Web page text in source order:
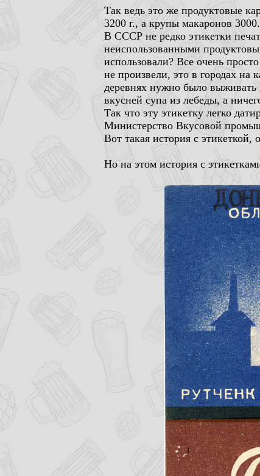
Так ведь это же продуктовые
3200 г., а крупы макаронов
В СССР не редко этикетки
неиспользованными
использовали? Все очень
не произвели, это в городах
деревнях нужно было
вкусней супа из лебеды, а
Так что эту этикетку легко
Министерство Вкусовой
Вот такая история с
Но на этом история с